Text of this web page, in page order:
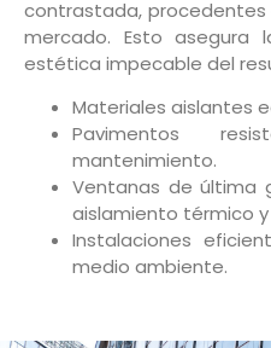
contrastada, procedentes
mercado. Esto asegura
estética impecable del
Materiales aislantes
Pavimentos
mantenimiento.
Ventanas de última
aislamiento térmico
Instalaciones
medio ambiente.